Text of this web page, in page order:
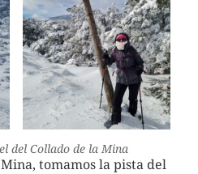
del Collado de la Mina
tomamos la pista del